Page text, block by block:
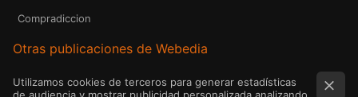
Compradiccion
Otras publicaciones de Webedia
Utilizamos cookies de terceros para generar estadísticas